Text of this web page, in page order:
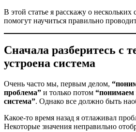
В этой статье я расскажу о нескольких
помогут научиться правильно
Сначала разберитесь с
устроена система
Очень часто мы, первым делом,
проблема” и только потом “понимаем
система”. Однако все должно быть
Какое-то время назад я отлаживал
Некоторые значения неправильно